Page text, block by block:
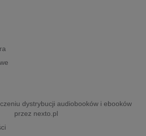
informacyjne
dystrybucji audiobooków i ebooków
przez nexto.pl